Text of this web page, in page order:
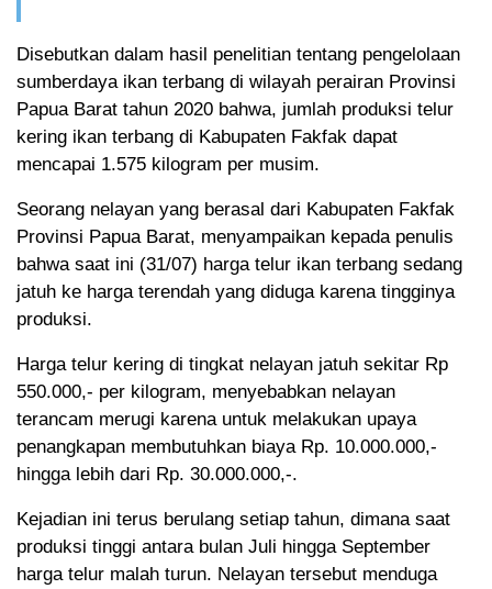
Disebutkan dalam hasil penelitian tentang pengelolaan
sumberdaya ikan terbang di wilayah perairan Provinsi
Papua Barat tahun 2020 bahwa, jumlah produksi telur
kering ikan terbang di Kabupaten Fakfak dapat
mencapai 1.575 kilogram per musim.
Seorang nelayan yang berasal dari Kabupaten Fakfak
Provinsi Papua Barat, menyampaikan kepada penulis
bahwa saat ini (31/07) harga telur ikan terbang sedang
jatuh ke harga terendah yang diduga karena tingginya
produksi.
Harga telur kering di tingkat nelayan jatuh sekitar Rp
550.000,- per kilogram, menyebabkan nelayan
terancam merugi karena untuk melakukan upaya
penangkapan membutuhkan biaya Rp. 10.000.000,-
hingga lebih dari Rp. 30.000.000,-.
Kejadian ini terus berulang setiap tahun, dimana saat
produksi tinggi antara bulan Juli hingga September
harga telur malah turun. Nelayan tersebut menduga